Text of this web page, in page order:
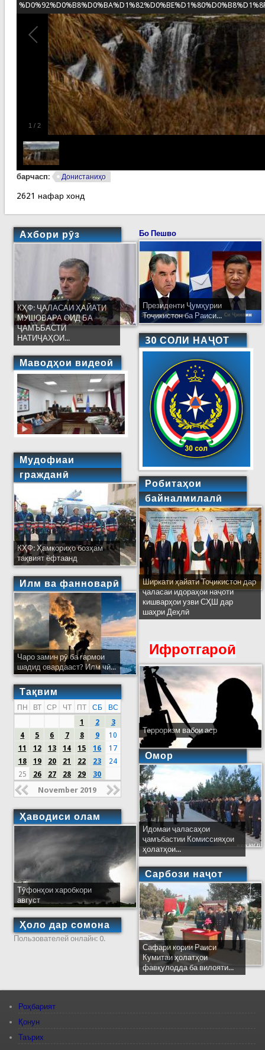
1 / 2
барчасп: Донистаниҳо
2621 нафар хонд
Ахбори рӯз
КҲФ: ҶАЛАСАИ ҲАЙАТИ
МУШОВАРА ОИД БА
ҶАМЪБАСТИ
НАТИҶАҲОИ...
Маводҳои видеоӣ
Мудофиаи
гражданӣ
КҲФ: Ҳамкориҳо бозҳам
тақвият ёфтаанд
Илм ва фанноварӣ
Чаро замин рӯ ба гармои
шадид овардааст? Илм чӣ...
Тақвим
ПН ВТ СР ЧТ ПТ СБ
ВС
1
2
3
4
5 6 7 8 9
10
11
12 13 14 15 16
17
18
19 20 21 22 23
24
25
26 27 28 29 30
November 2019
Ҳаводиси олам
Тӯфонҳои харобкори
август
Ҳоло дар сомона
Пользователей онлайн: 0.
Бо Пешво
Президенти Ҷумҳурии
Тоҷикистон ба Раиси...
30 СОЛИ НАҶОТ
Робитаҳои
байналмилалӣ
Ширкати ҳайати Тоҷикистон дар
ҷаласаи идораҳои наҷоти
кишварҳои узви СҲШ дар
шаҳри Деҳлӣ
Ифротгароӣ
Терроризм вабои аср
Омор
Идомаи ҷаласаҳои
ҷамъбастии Комиссияҳои
ҳолатҳои...
Сарбози наҷот
Сафари кории Раиси
Кумитаи ҳолатҳои
фавқулодда ба вилояти...
Роҳбарият
Қонун
Таърих